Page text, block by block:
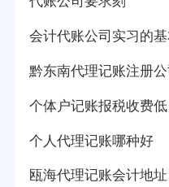
会计代账公司实习的
黔东南代理记账注册公
个体户记账报税收费低
个人代理记账哪种好
瓯海代理记账会计地址